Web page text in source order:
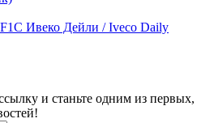
Ивеко Дейли / Iveco Daily
и станьте одним из первых,